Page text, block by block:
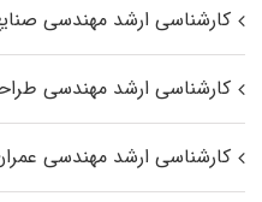
کارشناسی ارشد مهندسی
کارشناسی ارشد مهندسی
کارشناسی ارشد مهندسی